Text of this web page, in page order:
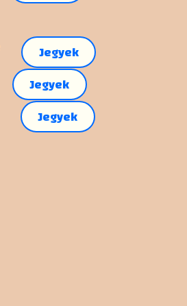
Jegyek
Jegyek
Jegyek